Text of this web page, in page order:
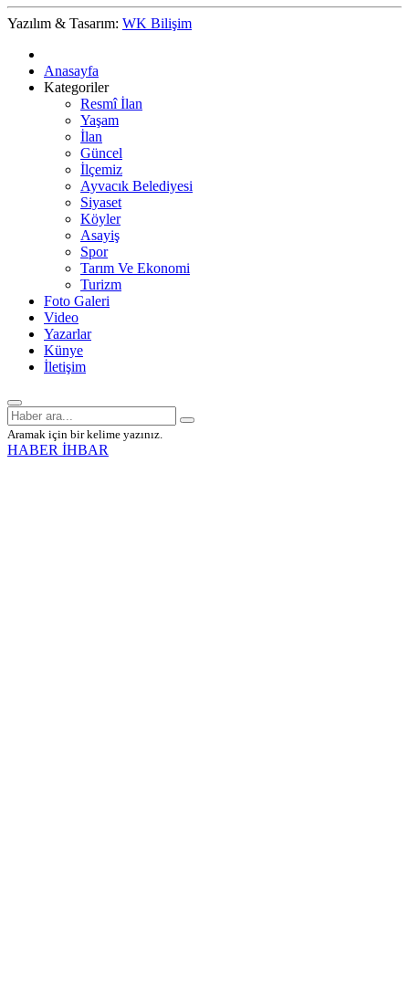
Yazılım & Tasarım: WK Bilişim
Anasayfa
Kategoriler
Resmî İlan
Yaşam
İlan
Güncel
İlçemiz
Ayvacık Belediyesi
Siyaset
Köyler
Asayiş
Spor
Tarım Ve Ekonomi
Turizm
Foto Galeri
Video
Yazarlar
Künye
İletişim
Aramak için bir kelime yazınız.
HABER İHBAR